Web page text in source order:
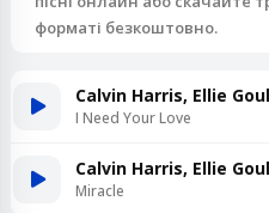
форматі безкоштовно.
Calvin Harris, Ellie
I Need Your Love
Calvin Harris, Ellie
Miracle